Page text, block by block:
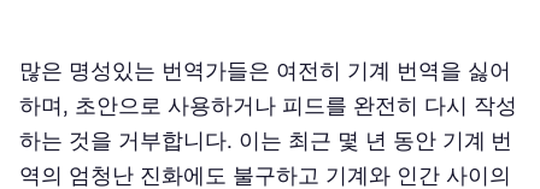
많은 명성있는 번역가들은 여전히 기계 번역을 싫어
하며, 초안으로 사용하거나 피드를 완전히 다시 작성
하는 것을 거부합니다. 이는 최근 몇 년 동안 기계 번
역의 엄청난 진화에도 불구하고 기계와 인간 사이의